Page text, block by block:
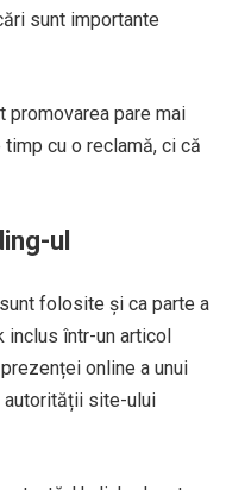
sunt importante
promovarea pare mai
cu o reclamă, ci că
ul
folosite și ca parte a
inclus într-un articol
online a unui
autorității site-ului